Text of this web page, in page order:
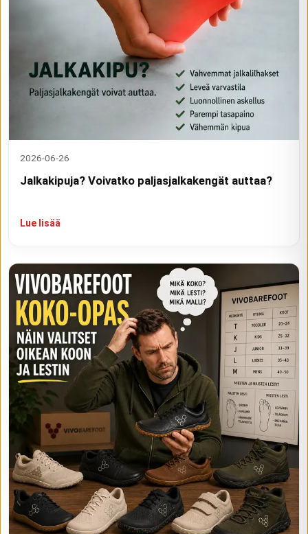
2026-06-26
Jalkakipuja? Voivatko paljasjalkakengät auttaa?
Lue lisää